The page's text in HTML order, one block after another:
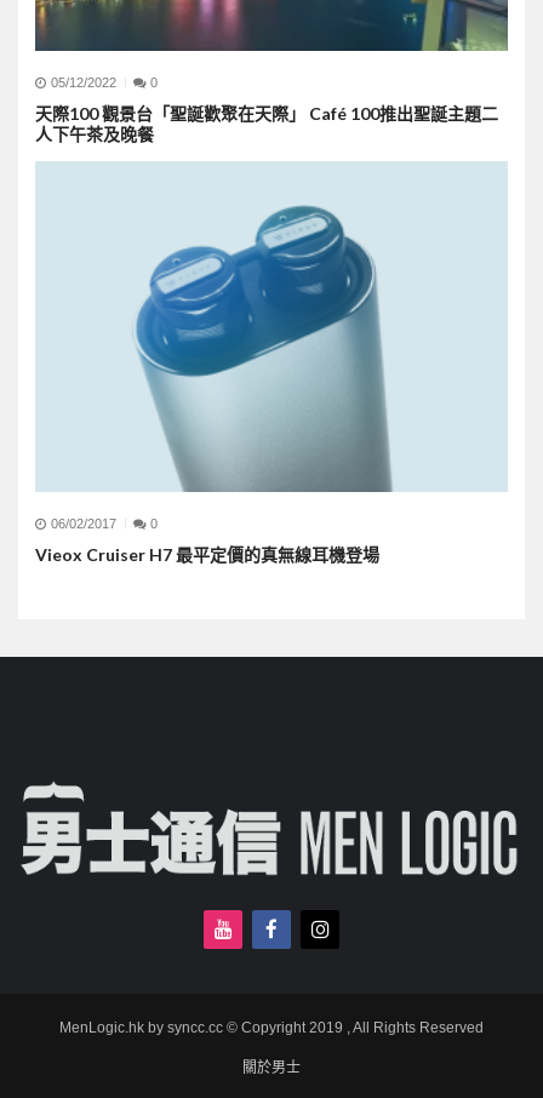
05/12/2022 0
天際100 觀景台「聖誕歡聚在天際」 Café 100推出聖誕主題二
人下午茶及晚餐
06/02/2017 0
Vieox Cruiser H7 最平定價的真無線耳機登場
MenLogic.hk by syncc.cc © Copyright 2019 , All Rights Reserved
關於男士